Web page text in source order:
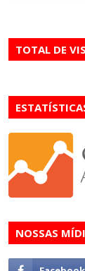
TOTAL DE
NOSSAS